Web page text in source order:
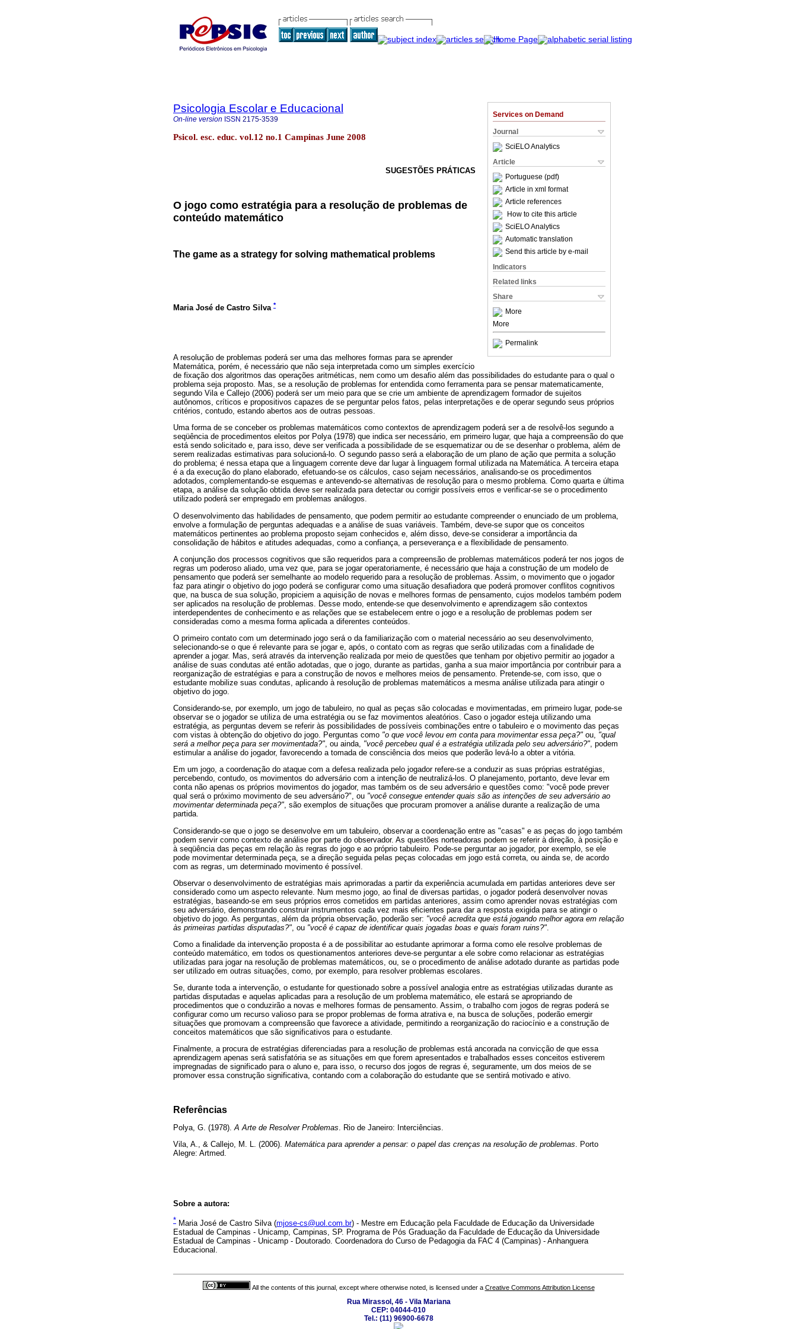
Services on Demand
Journal
SciELO Analytics
Article
Portuguese (pdf)
Article in xml format
Article references
How to cite this article
SciELO Analytics
Automatic translation
Send this article by e-mail
Indicators
Related links
Share
More
More
Permalink
Psicologia Escolar e Educacional
On-line version ISSN 2175-3539
Psicol. esc. educ. vol.12 no.1 Campinas June 2008
SUGESTÕES PRÁTICAS
O jogo como estratégia para a resolução de problemas de
conteúdo matemático
The game as a strategy for solving mathematical problems
Maria José de Castro Silva *
A resolução de problemas poderá ser uma das melhores formas para se aprender
Matemática, porém, é necessário que não seja interpretada como um simples exercício
de fixação dos algoritmos das operações aritméticas, nem como um desafio além das possibilidades do estudante para o qual o
problema seja proposto. Mas, se a resolução de problemas for entendida como ferramenta para se pensar matematicamente,
segundo Vila e Callejo (2006) poderá ser um meio para que se crie um ambiente de aprendizagem formador de sujeitos
autônomos, críticos e propositivos capazes de se perguntar pelos fatos, pelas interpretações e de operar segundo seus próprios
critérios, contudo, estando abertos aos de outras pessoas.
Uma forma de se conceber os problemas matemáticos como contextos de aprendizagem poderá ser a de resolvê-los segundo a
seqüência de procedimentos eleitos por Polya (1978) que indica ser necessário, em primeiro lugar, que haja a compreensão do que
está sendo solicitado e, para isso, deve ser verificada a possibilidade de se esquematizar ou de se desenhar o problema, além de
serem realizadas estimativas para solucioná-lo. O segundo passo será a elaboração de um plano de ação que permita a solução
do problema; é nessa etapa que a linguagem corrente deve dar lugar à linguagem formal utilizada na Matemática. A terceira etapa
é a da execução do plano elaborado, efetuando-se os cálculos, caso sejam necessários, analisando-se os procedimentos
adotados, complementando-se esquemas e antevendo-se alternativas de resolução para o mesmo problema. Como quarta e última
etapa, a análise da solução obtida deve ser realizada para detectar ou corrigir possíveis erros e verificar-se se o procedimento
utilizado poderá ser empregado em problemas análogos.
O desenvolvimento das habilidades de pensamento, que podem permitir ao estudante compreender o enunciado de um problema,
envolve a formulação de perguntas adequadas e a análise de suas variáveis. Também, deve-se supor que os conceitos
matemáticos pertinentes ao problema proposto sejam conhecidos e, além disso, deve-se considerar a importância da
consolidação de hábitos e atitudes adequadas, como a confiança, a perseverança e a flexibilidade de pensamento.
A conjunção dos processos cognitivos que são requeridos para a compreensão de problemas matemáticos poderá ter nos jogos de
regras um poderoso aliado, uma vez que, para se jogar operatoriamente, é necessário que haja a construção de um modelo de
pensamento que poderá ser semelhante ao modelo requerido para a resolução de problemas. Assim, o movimento que o jogador
faz para atingir o objetivo do jogo poderá se configurar como uma situação desafiadora que poderá promover conflitos cognitivos
que, na busca de sua solução, propiciem a aquisição de novas e melhores formas de pensamento, cujos modelos também podem
ser aplicados na resolução de problemas. Desse modo, entende-se que desenvolvimento e aprendizagem são contextos
interdependentes de conhecimento e as relações que se estabelecem entre o jogo e a resolução de problemas podem ser
consideradas como a mesma forma aplicada a diferentes conteúdos.
O primeiro contato com um determinado jogo será o da familiarização com o material necessário ao seu desenvolvimento,
selecionando-se o que é relevante para se jogar e, após, o contato com as regras que serão utilizadas com a finalidade de
aprender a jogar. Mas, será através da intervenção realizada por meio de questões que tenham por objetivo permitir ao jogador a
análise de suas condutas até então adotadas, que o jogo, durante as partidas, ganha a sua maior importância por contribuir para a
reorganização de estratégias e para a construção de novos e melhores meios de pensamento. Pretende-se, com isso, que o
estudante mobilize suas condutas, aplicando à resolução de problemas matemáticos a mesma análise utilizada para atingir o
objetivo do jogo.
Considerando-se, por exemplo, um jogo de tabuleiro, no qual as peças são colocadas e movimentadas, em primeiro lugar, pode-se
observar se o jogador se utiliza de uma estratégia ou se faz movimentos aleatórios. Caso o jogador esteja utilizando uma
estratégia, as perguntas devem se referir às possibilidades de possíveis combinações entre o tabuleiro e o movimento das peças
com vistas à obtenção do objetivo do jogo. Perguntas como "o que você levou em conta para movimentar essa peça?" ou, "qual
será a melhor peça para ser movimentada?", ou ainda, "você percebeu qual é a estratégia utilizada pelo seu adversário?", podem
estimular a análise do jogador, favorecendo a tomada de consciência dos meios que poderão levá-lo a obter a vitória.
Em um jogo, a coordenação do ataque com a defesa realizada pelo jogador refere-se a conduzir as suas próprias estratégias,
percebendo, contudo, os movimentos do adversário com a intenção de neutralizá-los. O planejamento, portanto, deve levar em
conta não apenas os próprios movimentos do jogador, mas também os de seu adversário e questões como: "você pode prever
qual será o próximo movimento de seu adversário?", ou "você consegue entender quais são as intenções de seu adversário ao
movimentar determinada peça?", são exemplos de situações que procuram promover a análise durante a realização de uma
partida.
Considerando-se que o jogo se desenvolve em um tabuleiro, observar a coordenação entre as "casas" e as peças do jogo também
podem servir como contexto de análise por parte do observador. As questões norteadoras podem se referir à direção, à posição e
à seqüência das peças em relação às regras do jogo e ao próprio tabuleiro. Pode-se perguntar ao jogador, por exemplo, se ele
pode movimentar determinada peça, se a direção seguida pelas peças colocadas em jogo está correta, ou ainda se, de acordo
com as regras, um determinado movimento é possível.
Observar o desenvolvimento de estratégias mais aprimoradas a partir da experiência acumulada em partidas anteriores deve ser
considerado como um aspecto relevante. Num mesmo jogo, ao final de diversas partidas, o jogador poderá desenvolver novas
estratégias, baseando-se em seus próprios erros cometidos em partidas anteriores, assim como aprender novas estratégias com
seu adversário, demonstrando construir instrumentos cada vez mais eficientes para dar a resposta exigida para se atingir o
objetivo do jogo. As perguntas, além da própria observação, poderão ser: "você acredita que está jogando melhor agora em relação
às primeiras partidas disputadas?" , ou "você é capaz de identificar quais jogadas boas e quais foram ruins?"
Como a finalidade da intervenção proposta é a de possibilitar ao estudante aprimorar a forma como ele resolve problemas de
conteúdo matemático, em todos os questionamentos anteriores deve-se perguntar a ele sobre como relacionar as estratégias
utilizadas para jogar na resolução de problemas matemáticos, ou, se o procedimento de análise adotado durante as partidas pode
ser utilizado em outras situações, como, por exemplo, para resolver problemas escolares.
Se, durante toda a intervenção, o estudante for questionado sobre a possível analogia entre as estratégias utilizadas durante as
partidas disputadas e aquelas aplicadas para a resolução de um problema matemático, ele estará se apropriando de
procedimentos que o conduzirão a novas e melhores formas de pensamento. Assim, o trabalho com jogos de regras poderá se
configurar como um recurso valioso para se propor problemas de forma atrativa e, na busca de soluções, poderão emergir
situações que promovam a compreensão que favorece a atividade, permitindo a reorganização do raciocínio e a construção de
conceitos matemáticos que são significativos para o estudante.
Finalmente, a procura de estratégias diferenciadas para a resolução de problemas está ancorada na convicção de que essa
aprendizagem apenas será satisfatória se as situações em que forem apresentados e trabalhados esses conceitos estiverem
impregnadas de significado para o aluno e, para isso, o recurso dos jogos de regras é, seguramente, um dos meios de se
promover essa construção significativa, contando com a colaboração do estudante que se sentirá motivado e ativo.
Referências
Polya, G. (1978). A Arte de Resolver Problemas . Rio de Janeiro: Interciências.
Vila, A., & Callejo, M. L. (2006). Matemática para aprender a pensar: o papel das crenças na resolução de problemas. Porto
Alegre: Artmed.
Sobre a autora:
* Maria José de Castro Silva (mjose-cs@uol.com.br) - Mestre em Educação pela Faculdade de Educação da Universidade
Estadual de Campinas - Unicamp, Campinas, SP. Programa de Pós Graduação da Faculdade de Educação da Universidade
Estadual de Campinas - Unicamp - Doutorado. Coordenadora do Curso de Pedagogia da FAC 4 (Campinas) - Anhanguera
Educacional.
All the contents of this journal, except where otherwise noted, is licensed under a Creative Commons Attribution License
Rua Mirassol, 46 - Vila Mariana
CEP: 04044-010
Tel.: (11) 96900-6678